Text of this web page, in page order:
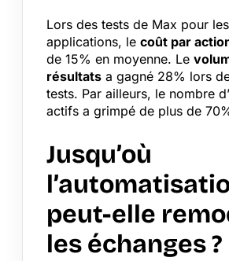
Lors des tests de Max pour les
applications, le coût par
de 15% en moyenne. Le
résultats a gagné 28% lors
tests. Par ailleurs, le nombre
actifs a grimpé de plus de
Jusqu’où
peut-elle
les échanges ?